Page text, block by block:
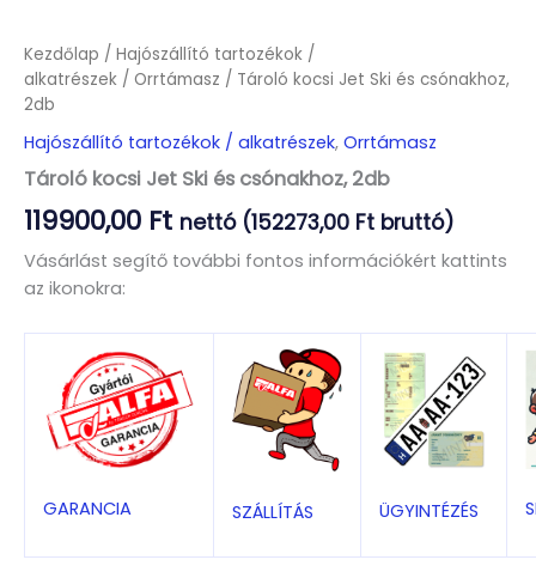
Kezdőlap / Hajószállító tartozékok /
alkatrészek / Orrtámasz / Tároló kocsi Jet Ski és csónakhoz,
2db
Hajószállító tartozékok / alkatrészek, Orrtámasz
Tároló kocsi Jet Ski és csónakhoz, 2db
119900,00 Ft nettó (152273,00 Ft bruttó)
Vásárlást segítő további fontos információkért kattints
az ikonokra:
GARANCIA SZÁLLÍTÁS ÜGYINTÉZÉS